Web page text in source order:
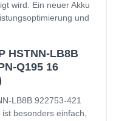
wird. Ein neuer Akku
und
HSTNN-LB8B
Q195 16
LB8B 922753-421
besonders einfach,